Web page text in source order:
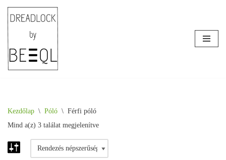
Skip
to
Kezdőlap \ Póló \ Férfi póló
Mind a(z) 3 találat megjelenítve